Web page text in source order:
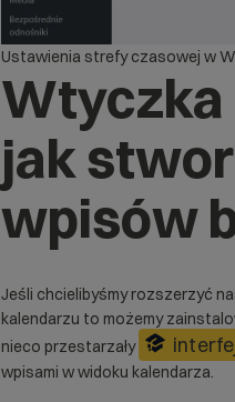
Ustawienia strefy czasowej w
Wtyczka
jak
wpisów
Jeśli chcielibyśmy rozszerzyć
kalendarzu to możemy
nieco przestarzały
wpisami w widoku kalendarza.